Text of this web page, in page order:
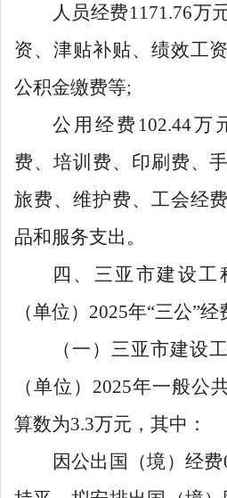
人员经费1171.76万
资、津贴补贴、绩效工
公积金缴费等;
公用经费 102.44万
费、培训费、印刷费、
旅费、维护费、工会经
品和服务支出。
四、三亚市建设工
（单位） 2025年“三公”
（一）三亚市建设
（单位） 2025年一般公
算数为3.3万元，其中：
因公出国（境）经费